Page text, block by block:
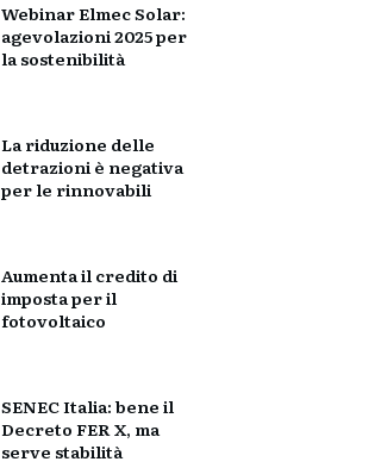
Webinar Elmec Solar:
agevolazioni 2025 per
la sostenibilità
La riduzione delle
detrazioni è negativa
per le rinnovabili
Aumenta il credito di
imposta per il
fotovoltaico
SENEC Italia: bene il
Decreto FER X, ma
serve stabilità